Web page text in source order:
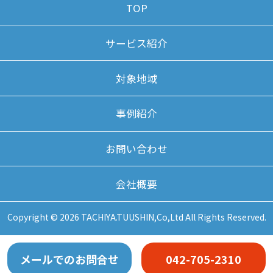
TOP
サービス紹介
対象地域
事例紹介
お問い合わせ
会社概要
Copyright © 2026 TACHIYA.TUUSHIN,Co,Ltd All Rights Reserved.
メールでのお問合せ 042-705-2310